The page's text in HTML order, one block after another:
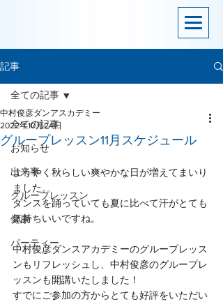
記事
全ての記事
お知らせ
出来事
グループレッスン
健康
パーティー
全ての記事
グループレッスン11月スケジュール
中村俊彦ダンアスカデミー
2022年10月24日
ようやく秋らしい爽やかな日が増えてまいり
ました。
ダンスを踊っていても夏に比べて汗がとても
気持ちいいですね。
中村俊彦ダンスアカデミーのグループレッス
ンもリフレッシュし、中村俊彦のグループレ
ッスンも開講いたしました！
すでにご参加の方からとても好評をいただい